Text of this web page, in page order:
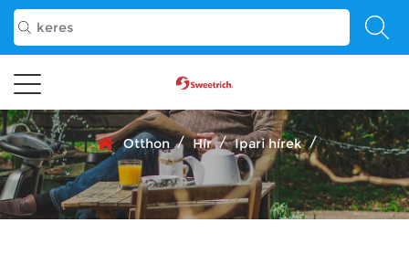
Otthon / Hír / Ipari hírek /